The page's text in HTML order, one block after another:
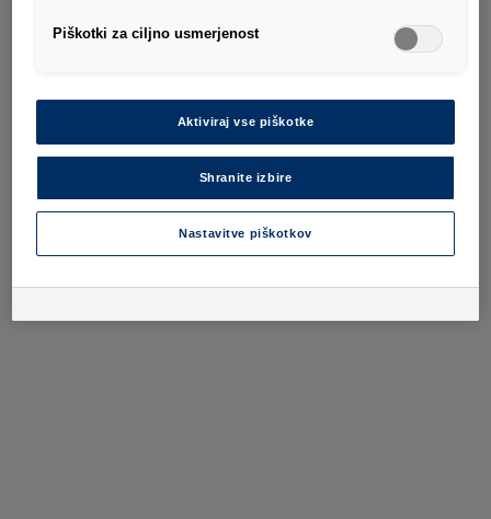
Piškotki za ciljno usmerjenost
Aktiviraj vse piškotke
Shranite izbire
Nastavitve piškotkov